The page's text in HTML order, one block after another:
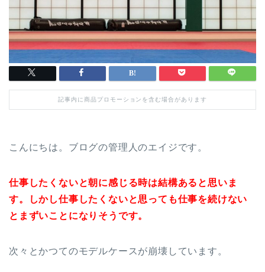
記事内に商品プロモーションを含む場合があります
こんにちは。ブログの管理人のエイジです。
仕事したくないと朝に感じる時は結構あると思いま
す。しかし仕事したくないと思っても仕事を続けない
とまずいことになりそうです。
次々とかつてのモデルケースが崩壊しています。